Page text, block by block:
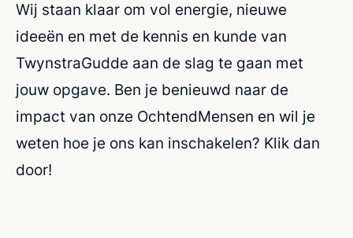
Wij staan klaar om vol energie, nieuwe
ideeën en met de kennis en kunde van
TwynstraGudde aan de slag te gaan met
jouw opgave. Ben je benieuwd naar de
impact van onze OchtendMensen en wil je
weten hoe je ons kan inschakelen? Klik dan
door!